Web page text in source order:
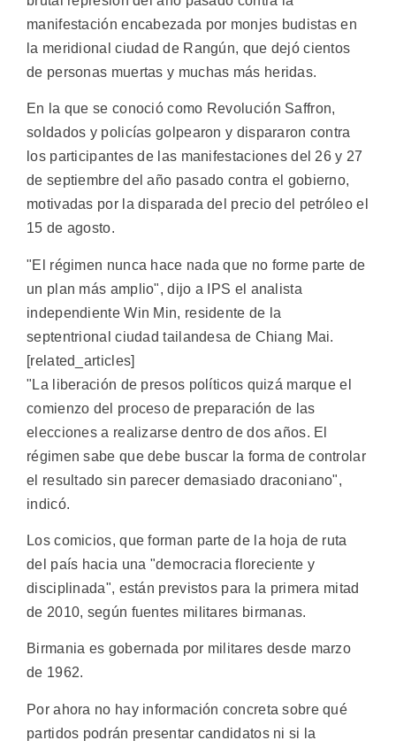
manifestación encabezada por monjes budistas en
la meridional ciudad de Rangún, que dejó cientos
de personas muertas y muchas más heridas.
En la que se conoció como Revolución Saffron,
soldados y policías golpearon y dispararon contra
los participantes de las manifestaciones del 26 y 27
de septiembre del año pasado contra el gobierno,
motivadas por la disparada del precio del petróleo el
15 de agosto.
"El régimen nunca hace nada que no forme parte de
un plan más amplio", dijo a IPS el analista
independiente Win Min, residente de la
septentrional ciudad tailandesa de Chiang Mai.
[related_articles]
"La liberación de presos políticos quizá marque el
comienzo del proceso de preparación de las
elecciones a realizarse dentro de dos años. El
régimen sabe que debe buscar la forma de controlar
el resultado sin parecer demasiado draconiano",
indicó.
Los comicios, que forman parte de la hoja de ruta
del país hacia una "democracia floreciente y
disciplinada", están previstos para la primera mitad
de 2010, según fuentes militares birmanas.
Birmania es gobernada por militares desde marzo
de 1962.
Por ahora no hay información concreta sobre qué
partidos podrán presentar candidatos ni si la